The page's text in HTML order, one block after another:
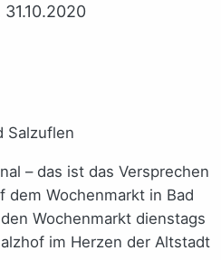
31.10.2020
– das ist das Versprechen
dem Wochenmarkt in Bad
Wochenmarkt dienstags
im Herzen der Altstadt